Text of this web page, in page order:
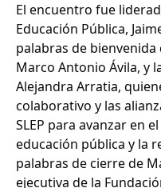
El encuentro fue
Educación Pública,
palabras de
Marco Antonio Ávila, y
Alejandra Arratia,
colaborativo y las
SLEP para avanzar en
educación pública y la
palabras de cierre de
ejecutiva de la